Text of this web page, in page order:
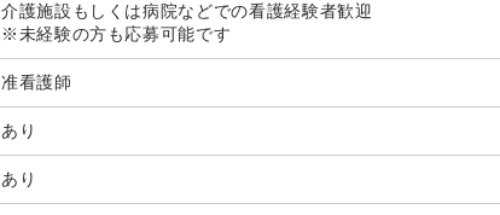
介護施設もしくは病院などでの看護経験者歓迎
※未経験の方も応募可能です
准看護師
あり
あり